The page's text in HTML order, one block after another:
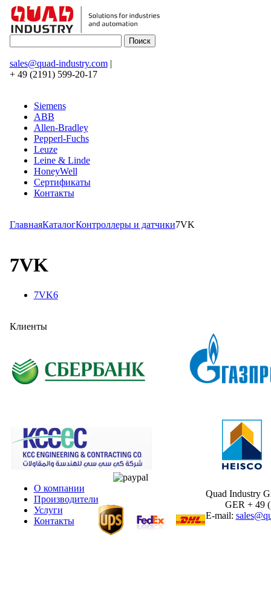
sales@quad-industry.com|
+ 49 (2191) 599-20-17
Siemens
ABB
Allen-Bradley
Pepperl-Fuchs
Leuze
Leine & Linde
HoneyWell
Сертификаты
Контакты
ГлавнаяКаталогКонтроллеры и датчики7VK
7VK
7VK6
Клиенты
О компании
Производители
Услуги
Контакты
Quad Industry
GER + 49
E-mail: